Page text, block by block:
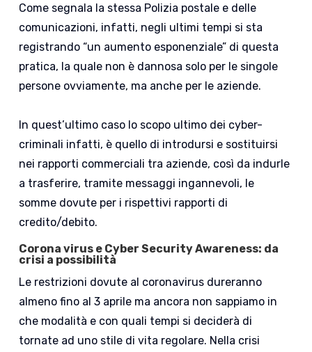
Come segnala la stessa Polizia postale e delle
comunicazioni, infatti, negli ultimi tempi si sta
registrando “un aumento esponenziale” di questa
pratica, la quale non è dannosa solo per le singole
persone ovviamente, ma anche per le aziende.
In quest’ultimo caso lo scopo ultimo dei cyber-
criminali infatti, è quello di introdursi e sostituirsi
nei rapporti commerciali tra aziende, così da indurle
a trasferire, tramite messaggi ingannevoli, le
somme dovute per i rispettivi rapporti di
credito/debito.
Corona virus e Cyber Security Awareness: da
crisi a possibilità
Le restrizioni dovute al coronavirus dureranno
almeno fino al 3 aprile ma ancora non sappiamo in
che modalità e con quali tempi si deciderà di
tornate ad uno stile di vita regolare. Nella crisi